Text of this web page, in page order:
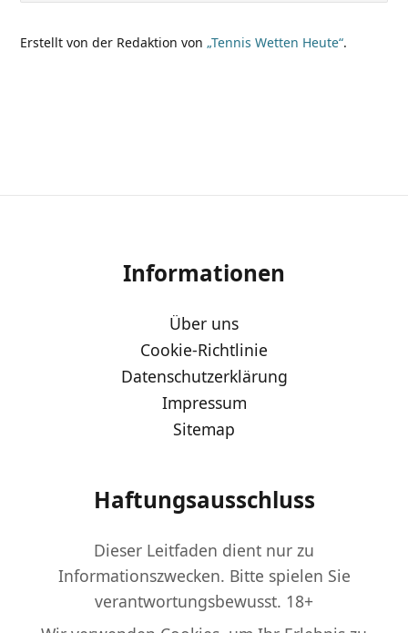
Erstellt von der Redaktion von „Tennis Wetten Heute“.
Informationen
Über uns
Cookie-Richtlinie
Datenschutzerklärung
Impressum
Sitemap
Haftungsausschluss
Dieser Leitfaden dient nur zu
Informationszwecken. Bitte spielen Sie
verantwortungsbewusst. 18+